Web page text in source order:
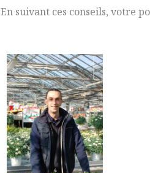
En suivant ces conseils, votre